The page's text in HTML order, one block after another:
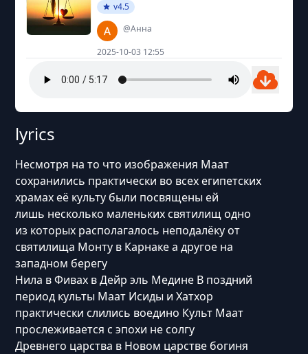
v4.5
@Анна
2025-10-03 12:55
lyrics
Несмотря на то что изображения Маат
сохранились практически во всех египетских
храмах её культу были посвящены ей
лишь несколько маленьких святилищ одно
из которых располагалось неподалёку от
святилища Монту в Карнаке а другое на
западном берегу
Нила в Фивах в Дейр эль Медине В поздний
период культы Маат Исиды и Хатхор
практически слились воедино Культ Маат
прослеживается с эпохи не солгу
Древнего царства в Новом царстве богиня